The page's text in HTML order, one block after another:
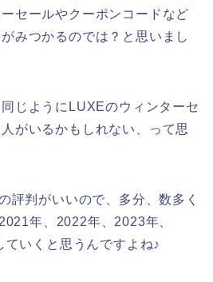
セールやクーポンコードなど
みつかるのでは？と思いまし
じようにLUXEのウィンターセ
がいるかもしれない、って思
評判がいいので、多分、数多く
年、2022年、2023年、
いくと思うんですよね♪